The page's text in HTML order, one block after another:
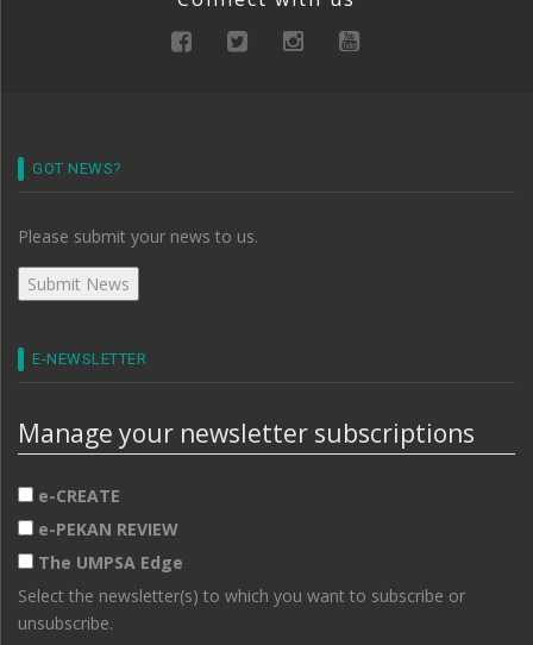
GOT NEWS?
Please submit your news to us.
E-NEWSLETTER
Manage your newsletter subscriptions
e-CREATE
e-PEKAN REVIEW
The UMPSA Edge
Select the newsletter(s) to which you want to subscribe or
unsubscribe.